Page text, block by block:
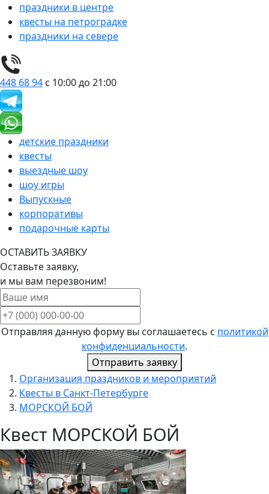
праздники в центре
квесты на петроградке
праздники на севере
448 68 94 с 10:00 до 21:00
детские праздники
квесты
выездные шоу
шоу игры
Выпускные
корпоративы
подарочные карты
ОСТАВИТЬ ЗАЯВКУ
Оставьте заявку,
и мы вам перезвоним!
Отправляя данную форму вы соглашаетесь с политикой
конфиденциальности.
Отправить заявку
Организация праздников и мероприятий
Квесты в Санкт-Петербурге
МОРСКОЙ БОЙ
Квест МОРСКОЙ БОЙ